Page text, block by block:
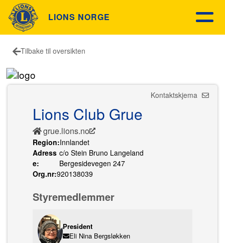
LIONS NORGE
Tilbake til oversikten
Kontaktskjema
Lions Club Grue
grue.lions.no
Region:Innlandet
Adress
e:
c/o Stein Bruno Langeland
Bergesidevegen 247
Org.nr:920138039
Styremedlemmer
President
Eli Nina Bergsløkken